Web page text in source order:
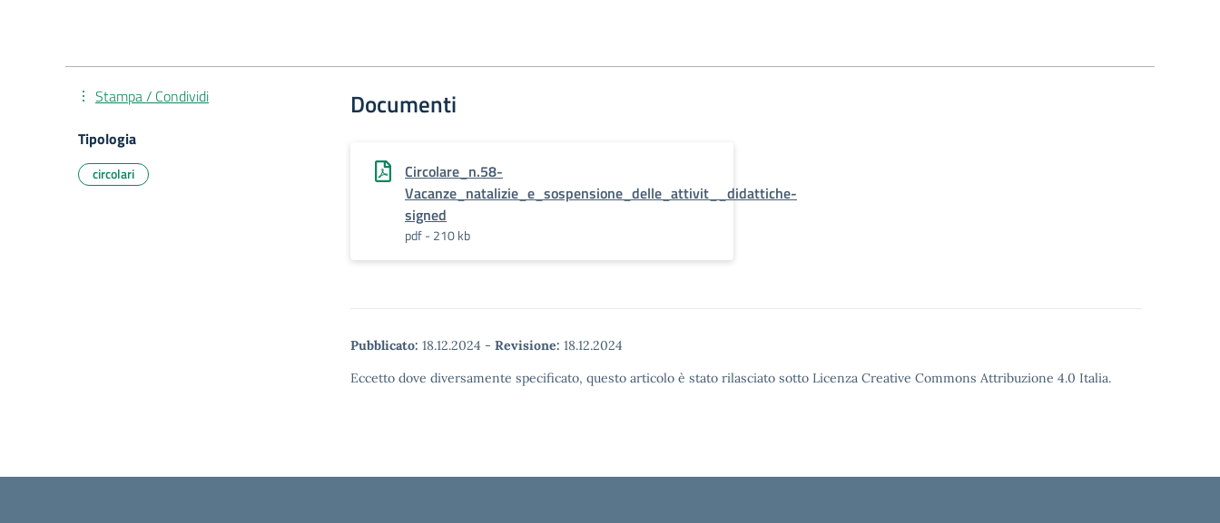
Documenti
Circolare_n.58-
Vacanze_natalizie_e_sospensione_delle_attivit__didattiche-
signed
pdf - 210 kb
Pubblicato: 18.12.2024 - Revisione: 18.12.2024
Eccetto dove diversamente specificato, questo articolo è stato rilasciato sotto Licenza Creative Commons Attribuzione 4.0 Italia.
Stampa / Condividi
Tipologia
circolari